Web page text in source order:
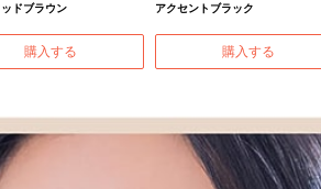
ドブラウン
購入する
アクセントブラック
購入する